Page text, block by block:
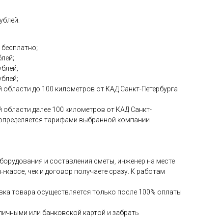
до 100 километров от КАД Санкт-Петербурга
далее 100 километров от КАД Санкт-
тарифами выбранной компании
и составления сметы, инженер на месте
чек и договор получаете сразу. К работам
товара осуществляется только после 100% оплаты
или банковской картой и забрать